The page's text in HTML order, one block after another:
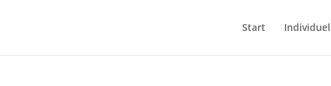
Start